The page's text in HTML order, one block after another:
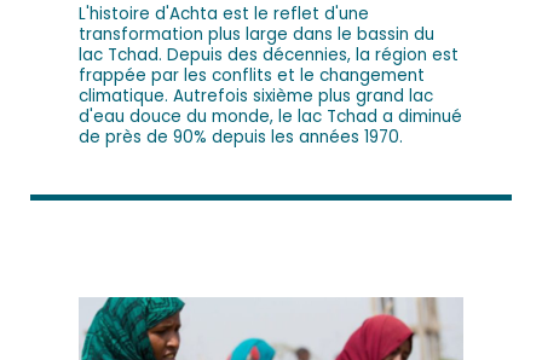
L'histoire d'Achta est le reflet d'une
transformation plus large dans le bassin du
lac Tchad. Depuis des décennies, la région est
frappée par les conflits et le changement
climatique. Autrefois sixième plus grand lac
d'eau douce du monde, le lac Tchad a diminué
de près de 90% depuis les années 1970.